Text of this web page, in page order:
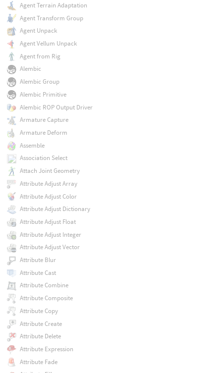
Agent Terrain Adaptation
Agent Transform Group
Agent Unpack
Agent Vellum Unpack
Agent from Rig
Alembic
Alembic Group
Alembic Primitive
Alembic ROP Output Driver
Armature Capture
Armature Deform
Assemble
Association Select
Attach Joint Geometry
Attribute Adjust Array
Attribute Adjust Color
Attribute Adjust Dictionary
Attribute Adjust Float
Attribute Adjust Integer
Attribute Adjust Vector
Attribute Blur
Attribute Cast
Attribute Combine
Attribute Composite
Attribute Copy
Attribute Create
Attribute Delete
Attribute Expression
Attribute Fade